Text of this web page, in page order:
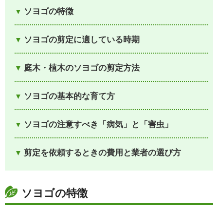
ソヨゴの特徴
ソヨゴの剪定に適している時期
庭木・植木のソヨゴの剪定方法
ソヨゴの基本的な育て方
ソヨゴの注意すべき「病気」と「害虫」
剪定を依頼するときの費用と業者の選び方
ソヨゴの特徴